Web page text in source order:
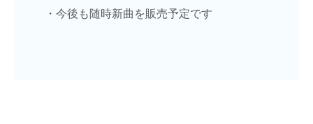
・今後も随時新曲を販売予定です